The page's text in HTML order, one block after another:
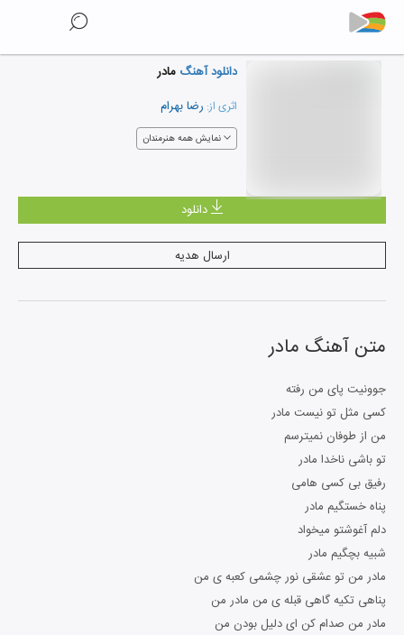
دانلود آهنگ مادر
اثری از: رضا بهرام
نمایش همه هنرمندان
دانلود
ارسال هدیه
متن آهنگ مادر
جوونیت پای من رفته
کسی مثل تو نیست مادر
من از طوفان نمیترسم
تو باشی ناخدا مادر
رفیق بی کسی هامی
پناه خستگیم مادر
دلم آغوشتو میخواد
شبیه بچگیم مادر
مادر من تو عشقی نور چشمی کعبه ی من
پناهی تکیه گاهی قبله ی من مادر من
مادر من صدام کن ای دلیل بودن من